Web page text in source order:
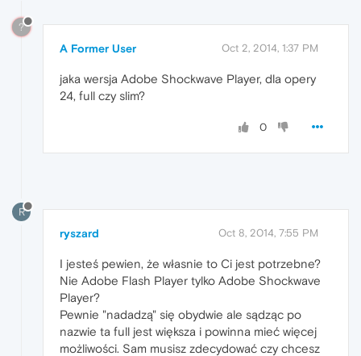
?
A Former User Oct 2, 2014, 1:37 PM
jaka wersja Adobe Shockwave Player, dla opery
24, full czy slim?
0
R
ryszard Oct 8, 2014, 7:55 PM
I jesteś pewien, że własnie to Ci jest potrzebne?
Nie Adobe Flash Player tylko Adobe Shockwave
Player?
Pewnie "nadadzą" się obydwie ale sądząc po
nazwie ta full jest większa i powinna mieć więcej
możliwości. Sam musisz zdecydować czy chcesz